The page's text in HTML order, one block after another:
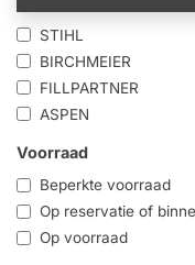
STIHL
BIRCHMEIER
FILLPARTNER
ASPEN
Voorraad
Beperkte voorraad
Op reservatie of
Op voorraad